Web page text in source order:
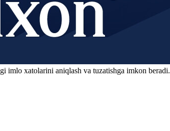
imlo xatolarini aniqlash va tuzatishga imkon beradi.